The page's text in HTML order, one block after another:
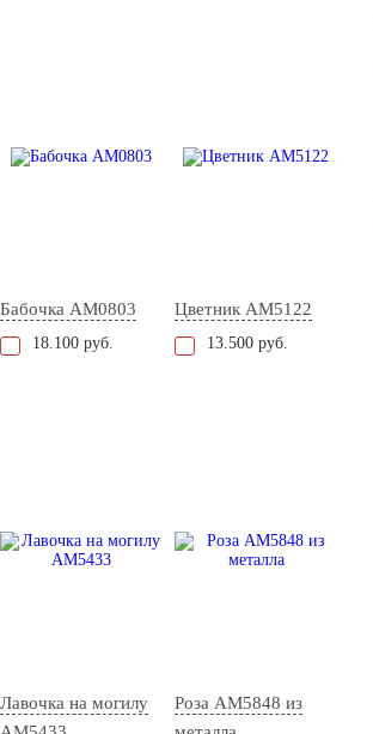
Бабочка AM0803
18.100 руб.
Цветник AM5122
13.500 руб.
Лавочка на могилу
Роза AM5848 из